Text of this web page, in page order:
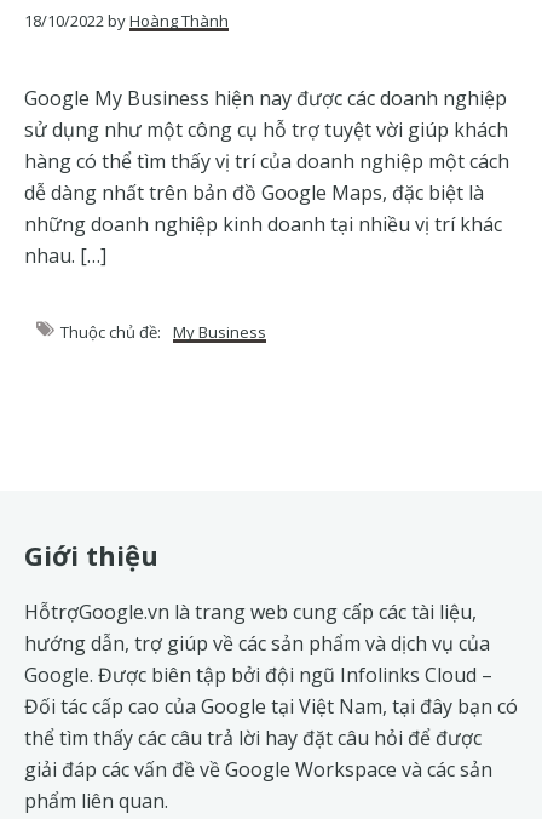
18/10/2022byHoàng Thành
Google My Business hiện nay được các doanh nghiệp
sử dụng như một công cụ hỗ trợ tuyệt vời giúp khách
hàng có thể tìm thấy vị trí của doanh nghiệp một cách
dễ dàng nhất trên bản đồ Google Maps, đặc biệt là
những doanh nghiệp kinh doanh tại nhiều vị trí khác
nhau. […]
Thuộc chủ đề: My Business
Footer
Giới thiệu
HỗtrợGoogle.vn là trang web cung cấp các tài liệu,
hướng dẫn, trợ giúp về các sản phẩm và dịch vụ của
Google. Được biên tập bởi đội ngũ Infolinks Cloud –
Đối tác cấp cao của Google tại Việt Nam, tại đây bạn có
thể tìm thấy các câu trả lời hay đặt câu hỏi để được
giải đáp các vấn đề vềGoogle Workspace và các sản
phẩm liên quan.